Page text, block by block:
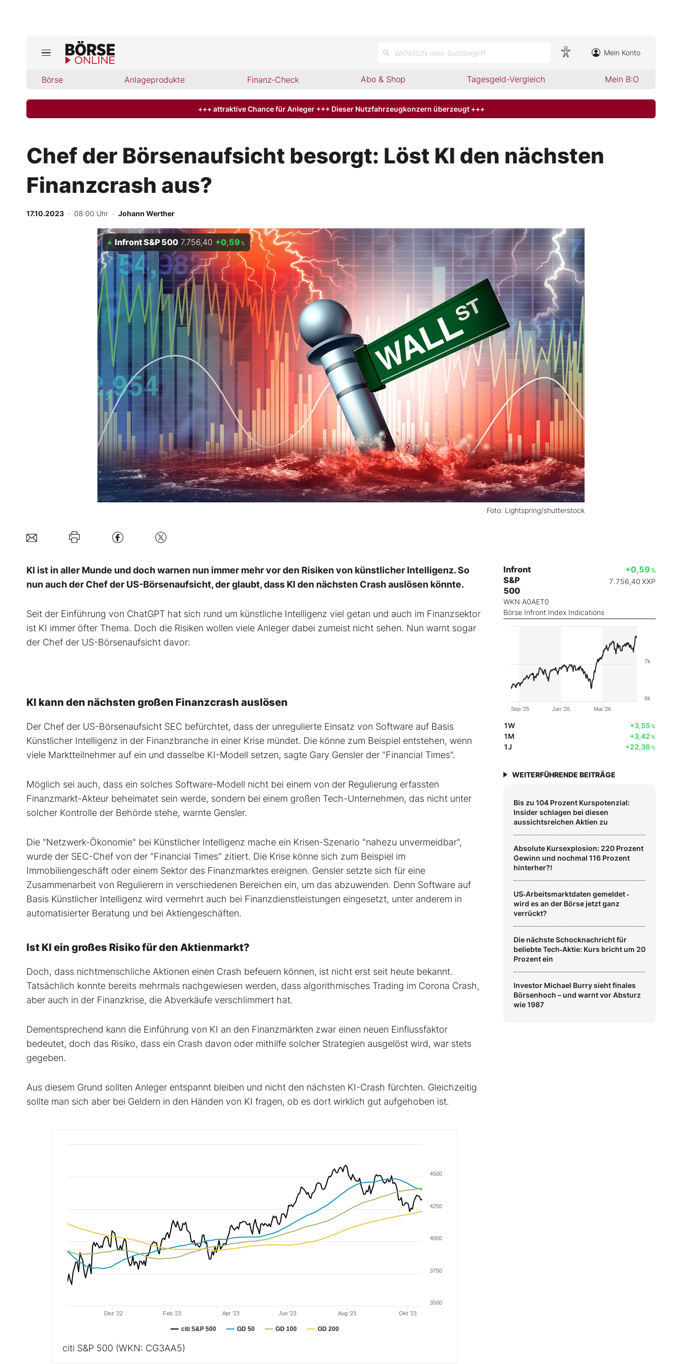
WKN/ISIN oder Suchbegriff Mein Konto
Börse Anlageprodukte Finanz-Check Abo & Shop Tagesgeld-Vergleich Mein B:O
Jetzt aktuelle Ausgabe BÖRSE ONLINE lesen
Finanz-Check
Abo & Shop
BO-Musterdepots
Experten
Mein B:O
Mein Konto
Folgen Sie uns
Kontakt
+++ attraktive Chance für Anleger +++ Dieser Nutzfahrzeugkonzern überzeugt +++
Chef der Börsenaufsicht besorgt: Löst KI den nächsten
Finanzcrash aus?
17.10.2023 · 08:00 Uhr · Johann Werther
Foto: Lightspring/shutterstock
Infront S&P 500 7.756,40 +0,59 %
KI ist in aller Munde und doch warnen nun immer mehr vor den Risiken von künstlicher Intelligenz. So
nun auch der Chef der US-Börsenaufsicht, der glaubt, dass KI den nächsten Crash auslösen könnte.
Seit der Einführung von ChatGPT hat sich rund um künstliche Intelligenz viel getan und auch im Finanzsektor
ist KI immer öfter Thema. Doch die Risiken wollen viele Anleger dabei zumeist nicht sehen. Nun warnt sogar
der Chef der US-Börsenaufsicht davor:
KI kann den nächsten großen Finanzcrash auslösen
Der Chef der US-Börsenaufsicht SEC befürchtet, dass der unregulierte Einsatz von Software auf Basis
Künstlicher Intelligenz in der Finanzbranche in einer Krise mündet. Die könne zum Beispiel entstehen, wenn
viele Marktteilnehmer auf ein und dasselbe KI-Modell setzen, sagte Gary Gensler der "Financial Times".
Möglich sei auch, dass ein solches Software-Modell nicht bei einem von der Regulierung erfassten
Finanzmarkt-Akteur beheimatet sein werde, sondern bei einem großen Tech-Unternehmen, das nicht unter
solcher Kontrolle der Behörde stehe, warnte Gensler.
Die "Netzwerk-Ökonomie" bei Künstlicher Intelligenz mache ein Krisen-Szenario "nahezu unvermeidbar",
wurde der SEC-Chef von der "Financial Times" zitiert. Die Krise könne sich zum Beispiel im
Immobiliengeschäft oder einem Sektor des Finanzmarktes ereignen. Gensler setzte sich für eine
Zusammenarbeit von Regulierern in verschiedenen Bereichen ein, um das abzuwenden. Denn Software auf
Basis Künstlicher Intelligenz wird vermehrt auch bei Finanzdienstleistungen eingesetzt, unter anderem in
automatisierter Beratung und bei Aktiengeschäften.
Ist KI ein großes Risiko für den Aktienmarkt?
Doch, dass nichtmenschliche Aktionen einen Crash befeuern können, ist nicht erst seit heute bekannt.
Tatsächlich konnte bereits mehrmals nachgewiesen werden, dass algorithmisches Trading im Corona Crash,
aber auch in der Finanzkrise, die Abverkäufe verschlimmert hat.
Dementsprechend kann die Einführung von KI an den Finanzmärkten zwar einen neuen Einflussfaktor
bedeutet, doch das Risiko, dass ein Crash davon oder mithilfe solcher Strategien ausgelöst wird, war stets
gegeben.
Aus diesem Grund sollten Anleger entspannt bleiben und nicht den nächsten KI-Crash fürchten. Gleichzeitig
sollte man sich aber bei Geldern in den Händen von KI fragen, ob es dort wirklich gut aufgehoben ist.
citi S&P 500 GD 50 GD 100 GD 200
Dez '22 Feb '23 Apr '23 Jun '23 Aug '23 Okt '23
3500
3750
4000
4250
4500
citi S&P 500 (WKN: CG3AA5)
Infront
S&P
500
WKN A0AET0
Börse Infront Index Indications
+0,59 %
7.756,40 XXP
Jan '26
Sep '25 Mai '26
6k
7k
1W +3,55%
1M +3,42%
1J +22,36%
WEITERFÜHRENDE BEITRÄGE
Bis zu 104 Prozent Kurspotenzial:
Insider schlagen bei diesen
aussichtsreichen Aktien zu
Absolute Kursexplosion: 220 Prozent
Gewinn und nochmal 116 Prozent
hinterher?!
US‑Arbeitsmarktdaten gemeldet ‑
wird es an der Börse jetzt ganz
verrückt?
Die nächste Schocknachricht für
beliebte Tech‑Aktie: Kurs bricht um 20
Prozent ein
Investor Michael Burry sieht finales
Börsenhoch – und warnt vor Absturz
wie 1987